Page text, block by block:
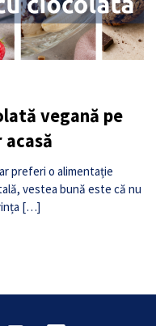
vegană pe
preferi o alimentație
vestea bună este că nu
[…]